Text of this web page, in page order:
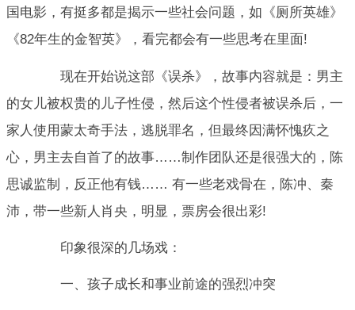
国电影，有挺多都是揭示一些社会问题，如《厕所英雄》
《82年生的金智英》，看完都会有一些思考在里面!
现在开始说这部《误杀》，故事内容就是：男主
的女儿被权贵的儿子性侵，然后这个性侵者被误杀后，一
家人使用蒙太奇手法，逃脱罪名，但最终因满怀愧疚之
心，男主去自首了的故事……制作团队还是很强大的，陈
思诚监制，反正他有钱…… 有一些老戏骨在，陈冲、秦
沛，带一些新人肖央，明显，票房会很出彩!
印象很深的几场戏：
一、孩子成长和事业前途的强烈冲突